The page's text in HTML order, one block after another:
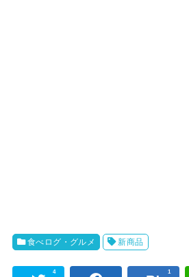
食べログ・グルメ 新商品
4 1